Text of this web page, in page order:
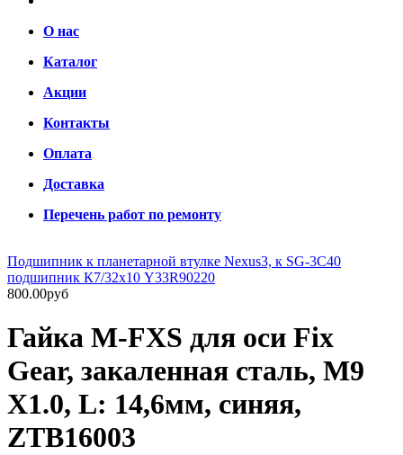
О нас
Каталог
Акции
Контакты
Оплата
Доставка
Перечень работ по ремонту
Подшипник к планетарной втулке Nexus3, к SG-3C40
подшипник К7/32х10 Y33R90220
800.00руб
Гайка M-FXS для оси Fix
Gear, закаленная сталь, M9
X1.0, L: 14,6мм, синяя,
ZTB16003